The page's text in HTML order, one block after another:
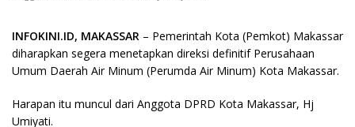
INFOKINI.ID, MAKASSAR – Pemerintah Kota (Pemkot) Makassar
diharapkan segera menetapkan direksi definitif Perusahaan
Umum Daerah Air Minum (Perumda Air Minum) Kota Makassar.
Harapan itu muncul dari Anggota DPRD Kota Makassar, Hj
Umiyati.